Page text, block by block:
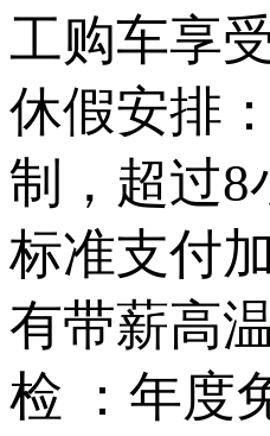
工购车享
休假安排
制，超过8
标准支付
有带薪高
检 ：年度